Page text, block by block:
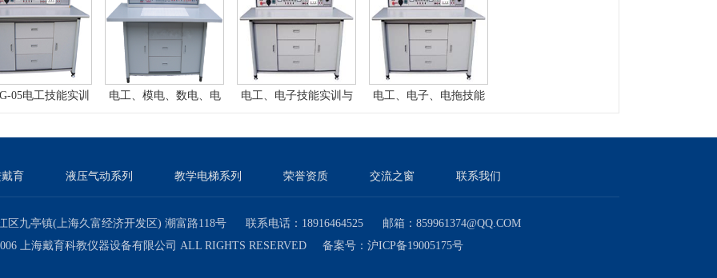
05电工技能实训
电工、模电、数电、电
（带智能型功率表、功
电工、电子技能实训与
电工、电子、电拖技能
育 液压气动系列 教学电梯系列 荣誉资质 交流之窗 联系我们
区九亭镇(上海久富经济开发区) 潮富路118号 联系电话：18916464525 邮箱：859961374@QQ.COM
上海戴育科教仪器设备有限公司 ALL RIGHTS RESERVED 备案号： 沪ICP备19005175号